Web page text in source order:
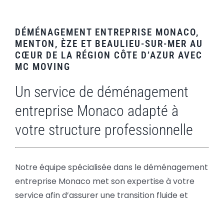
DÉMÉNAGEMENT ENTREPRISE MONACO,
MENTON, ÈZE ET BEAULIEU-SUR-MER AU
CŒUR DE LA RÉGION CÔTE D’AZUR AVEC
MC MOVING
Un service de déménagement
entreprise Monaco adapté à
votre structure professionnelle
Notre équipe spécialisée dans le déménagement
entreprise Monaco met son expertise à votre
service afin d’assurer une transition fluide et